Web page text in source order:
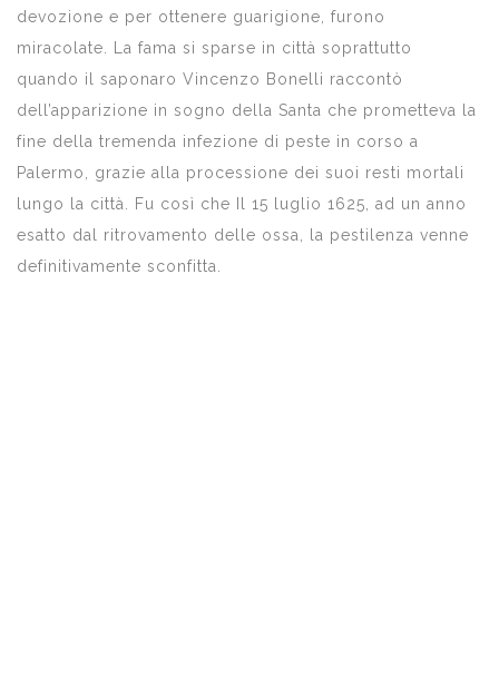
devozione e per ottenere guarigione, furono
miracolate. La fama si sparse in città soprattutto
quando il saponaro Vincenzo Bonelli raccontò
dell’apparizione in sogno della Santa che prometteva la
fine della tremenda infezione di peste in corso a
Palermo, grazie alla processione dei suoi resti mortali
lungo la città. Fu così che Il 15 luglio 1625, ad un anno
esatto dal ritrovamento delle ossa, la pestilenza venne
definitivamente sconfitta.